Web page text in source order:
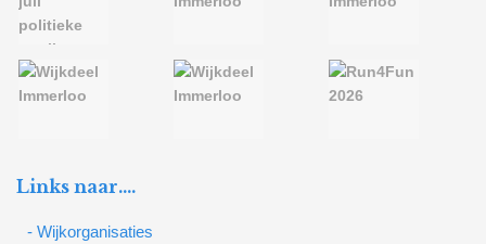
Links naar….
- Wijkorganisaties